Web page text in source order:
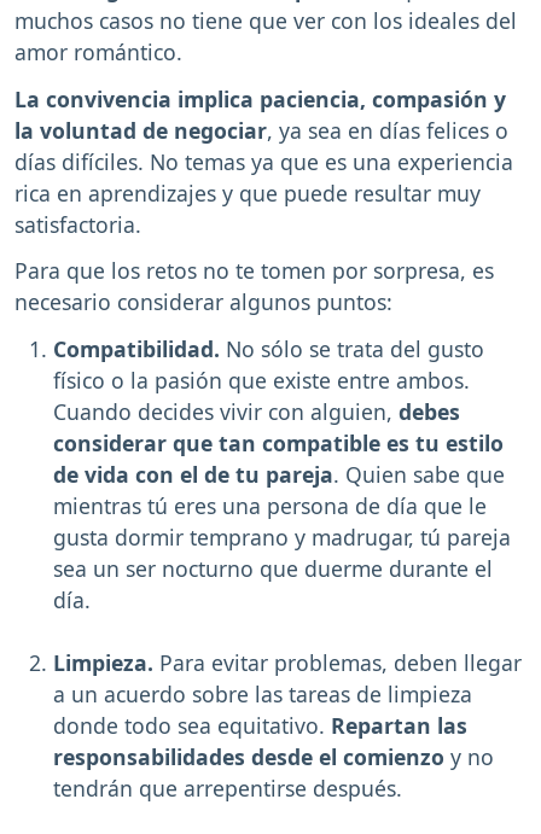
muchos casos no tiene que ver con los ideales del
amor romántico.
La convivencia implica paciencia, compasión y
la voluntad de negociar, ya sea en días felices o
días difíciles. No temas ya que es una experiencia
rica en aprendizajes y que puede resultar muy
satisfactoria.
Para que los retos no te tomen por sorpresa, es
necesario considerar algunos puntos:
Compatibilidad. No sólo se trata del gusto
físico o la pasión que existe entre ambos.
Cuando decides vivir con alguien, debes
considerar que tan compatible es tu estilo
de vida con el de tu pareja. Quien sabe que
mientras tú eres una persona de día que le
gusta dormir temprano y madrugar, tú pareja
sea un ser nocturno que duerme durante el
día.
Limpieza. Para evitar problemas, deben llegar
a un acuerdo sobre las tareas de limpieza
donde todo sea equitativo. Repartan las
responsabilidades desde el comienzo y no
tendrán que arrepentirse después.